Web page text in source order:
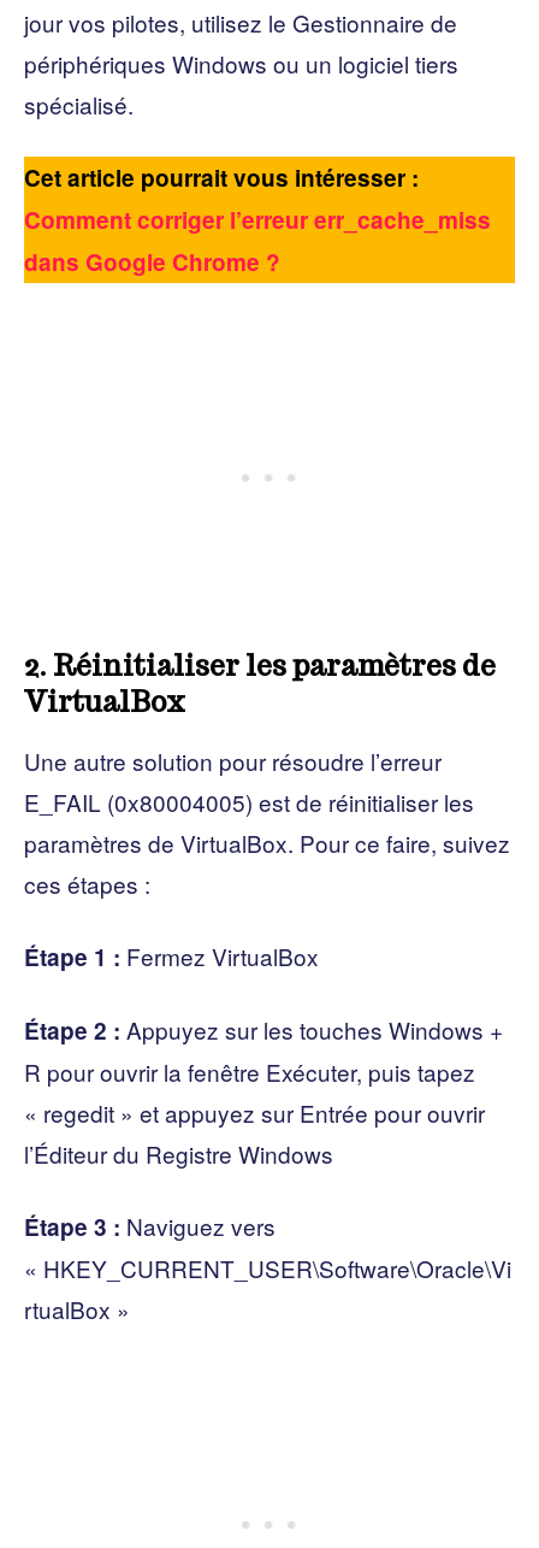
jour vos pilotes, utilisez le Gestionnaire de
périphériques Windows ou un logiciel tiers
spécialisé.
Cet article pourrait vous intéresser :
Comment corriger l’erreur err_cache_miss
dans Google Chrome ?
2. Réinitialiser les paramètres de
VirtualBox
Une autre solution pour résoudre l’erreur
E_FAIL (0x80004005) est de réinitialiser les
paramètres de VirtualBox. Pour ce faire, suivez
ces étapes :
Étape 1 : Fermez VirtualBox
Étape 2 : Appuyez sur les touches Windows +
R pour ouvrir la fenêtre Exécuter, puis tapez
« regedit » et appuyez sur Entrée pour ouvrir
l’Éditeur du Registre Windows
Étape 3 : Naviguez vers
« HKEY_CURRENT_USER\Software\Oracle\Vi
rtualBox »